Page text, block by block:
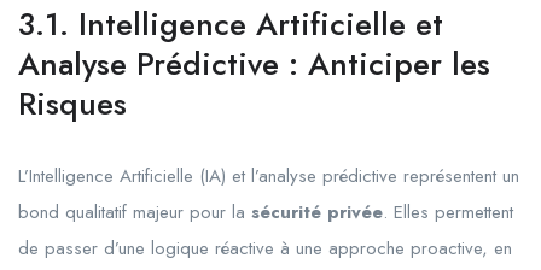
3.1. Intelligence Artificielle et
Analyse Prédictive : Anticiper les
Risques
L’Intelligence Artificielle (IA) et l’analyse prédictive représentent un
bond qualitatif majeur pour la sécurité privée. Elles permettent
de passer d’une logique réactive à une approche proactive, en